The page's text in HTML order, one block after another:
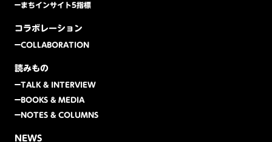
まちインサイト5指標
コラボレーション
COLLABORATION
読みもの
TALK & INTERVIEW
BOOKS & MEDIA
NOTES & COLUMNS
NEWS